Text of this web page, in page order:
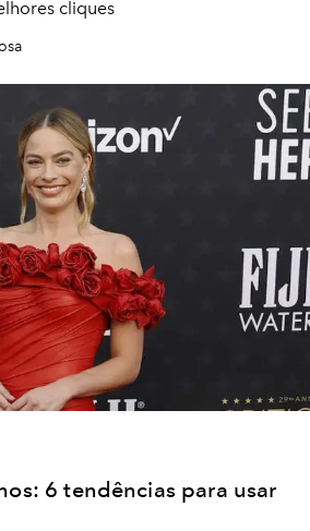
cliques
6 tendências para usar